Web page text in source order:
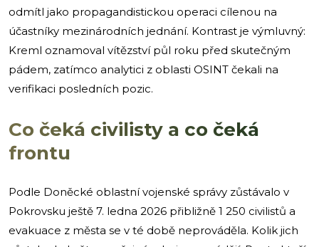
odmítl jako propagandistickou operaci cílenou na
účastníky mezinárodních jednání. Kontrast je výmluvný:
Kreml oznamoval vítězství půl roku před skutečným
pádem, zatímco analytici z oblasti OSINT čekali na
verifikaci posledních pozic.
Co čeká civilisty a co čeká
frontu
Podle Doněcké oblastní vojenské správy zůstávalo v
Pokrovsku ještě 7. ledna 2026 přibližně 1 250 civilistů a
evakuace z města se v té době neprováděla. Kolik jich